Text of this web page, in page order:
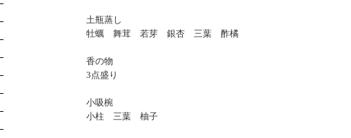
土瓶蒸し
牡蠣 舞茸 若芽 銀杏 三葉 酢橘
香の物
3点盛り
小吸椀
小柱 三葉 柚子